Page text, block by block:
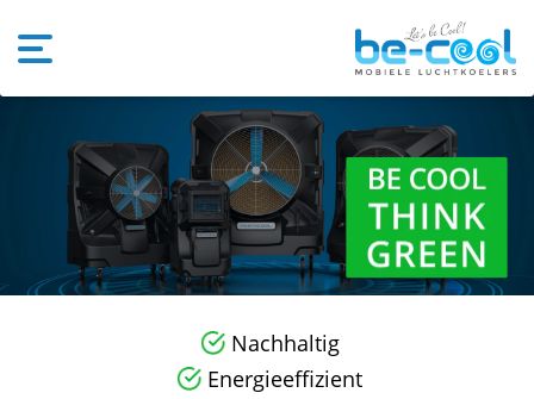
Nachhaltig
Energieeffizient